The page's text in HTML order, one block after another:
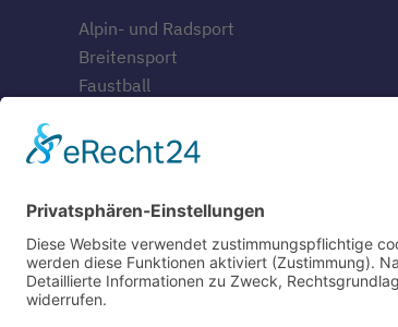
Alpin- und Radsport
Breitensport
Faustball
Leichtathletik
Tennis